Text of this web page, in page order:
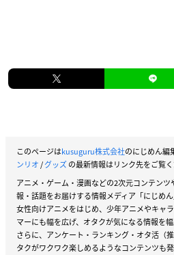
このページはkusuguru株式会社のにじめん編
ンリオ/グッズの最新情報はリンク先をご覧く
アニメ・ゲーム・漫画などの2次元コンテン
報・話題をお届けする情報メディア「にじめん
女性向けアニメをはじめ、少年アニメやキャ
マーにも幅を広げ、オタクが気になる情報を幅
さらに、アンケート・ランキング・オタ活（
タクがワクワク楽しめるようなコンテンツも発